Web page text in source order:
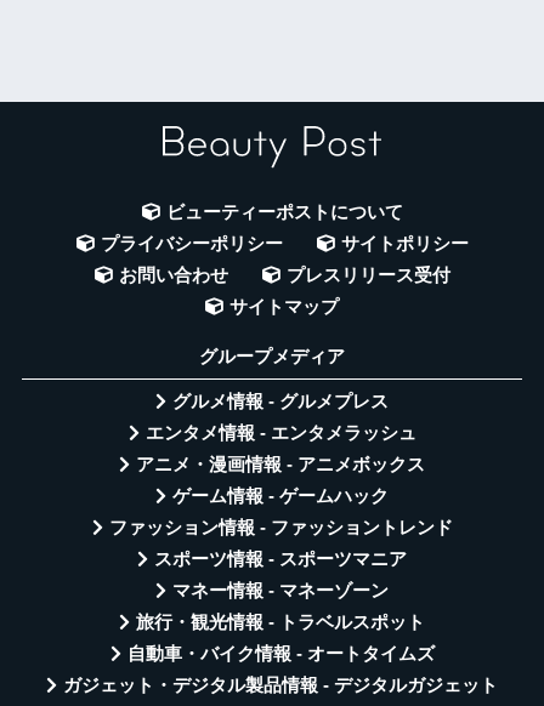
ビューティーポストについて
プライバシーポリシー
サイトポリシー
お問い合わせ
プレスリリース受付
サイトマップ
グループメディア
グルメ情報 - グルメプレス
エンタメ情報 - エンタメラッシュ
アニメ・漫画情報 - アニメボックス
ゲーム情報 - ゲームハック
ファッション情報 - ファッショントレンド
スポーツ情報 - スポーツマニア
マネー情報 - マネーゾーン
旅行・観光情報 - トラベルスポット
自動車・バイク情報 - オートタイムズ
ガジェット・デジタル製品情報 - デジタルガジェット